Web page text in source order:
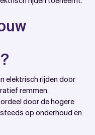
elektrisch rijden door
remmen.
door de hogere
op onderhoud en